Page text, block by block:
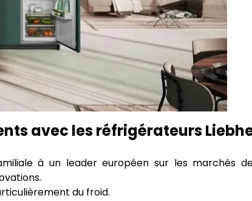
avec les réfrigérateurs
à un leader européen sur les marchés
du froid.